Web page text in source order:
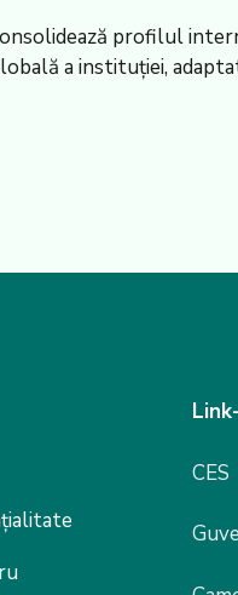
profilul
a instituției,
CES